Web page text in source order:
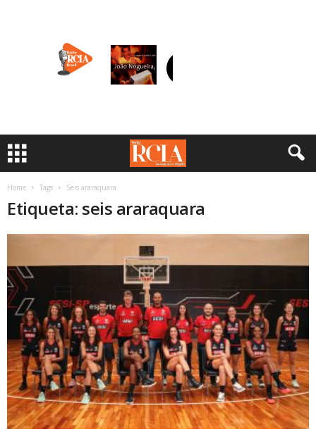
Home Tags Seis araraquara
Etiqueta: seis araraquara